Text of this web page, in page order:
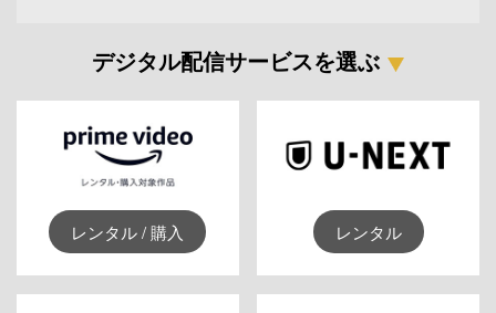
デジタル配信サービスを選ぶ
レンタル / 購入 レンタル